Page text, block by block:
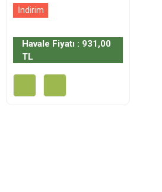
İndirim
Havale Fiyatı : 931,00
TL